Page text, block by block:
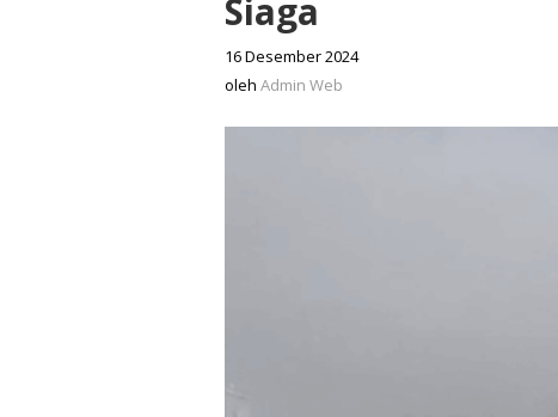
Siaga
16 Desember 2024
oleh Admin Web